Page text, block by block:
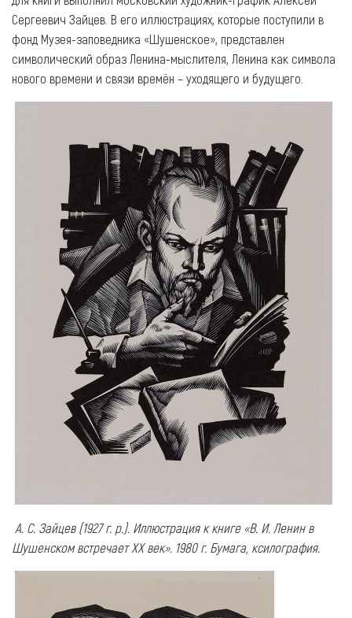
Сергеевич Зайцев. В его иллюстрациях, которые поступили в
фонд Музея-заповедника «Шушенское», представлен
символический образ Ленина-мыслителя, Ленина как символа
нового времени и связи времён – уходящего и будущего.
А. С. Зайцев (1927 г. р.). Иллюстрация к книге «В. И. Ленин в
Шушенском встречает ХХ век». 1980 г. Бумага, ксилография.